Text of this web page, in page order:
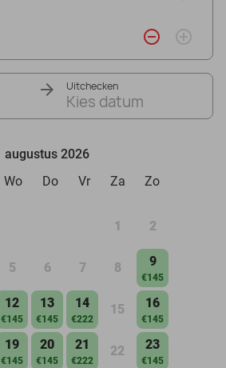
remove_circle_outline add_circle_outline
Uitchecken
Kies datum
augustus 2026
Wo Do Vr Za Zo
1 2
5 6 7 8 9
€145
12
€145
13
€145
14
€222
15 16
€145
19
€145
20
€145
21
€222
22 23
€145